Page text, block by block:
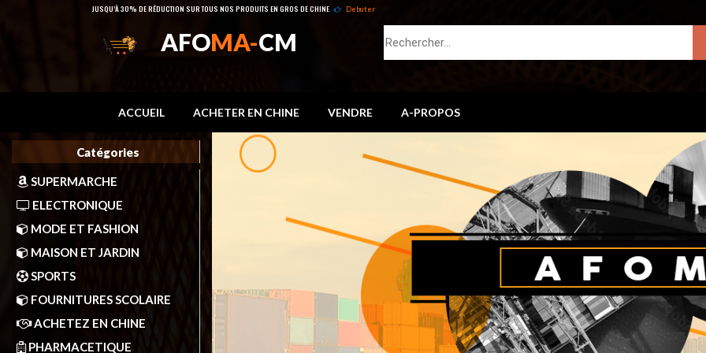
JUSQU’À 30% DE RÉDUCTION SUR TOUS NOS PRODUITS EN GROS DE CHINE Debuter
AFOMA-CM
ACCUEIL ACHETER EN CHINE VENDRE A-PROPOS
Catégories
SUPERMARCHE
ELECTRONIQUE
MODE ET FASHION
MAISON ET JARDIN
SPORTS
FOURNITURES SCOLAIRE
ACHETEZ EN CHINE
PHARMACETIQUE